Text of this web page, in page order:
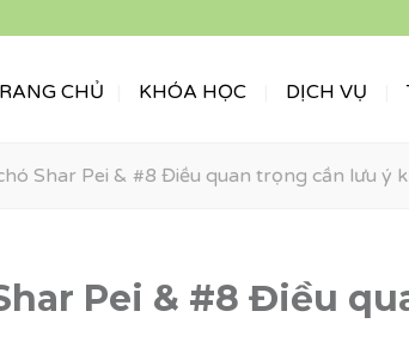
CHỦ KHÓA HỌC DỊCH VỤ
Shar Pei & #8 Điều quan trọng cần lưu ý
Pei & #8 Điều